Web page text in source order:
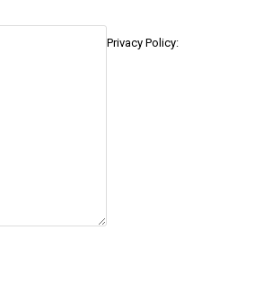
Privacy Policy: